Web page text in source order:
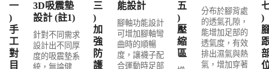
一
)
手
工
對
目
3D吸震墊
設計 (註1)
針對不同需求
設計出不同厚
度的吸震墊系
統，無論健
三
)
加
強
防
護
能設計
腳軸功能設計
可增加腳軸彎
曲時的順暢
度，讓襪子配
合運動時足部
五
)
壓
縮
區
分布於腳背處
的透氣孔隙，
能增加足部的
透氣度，有效
排出濕氣與熱
氣，增加穿著
)